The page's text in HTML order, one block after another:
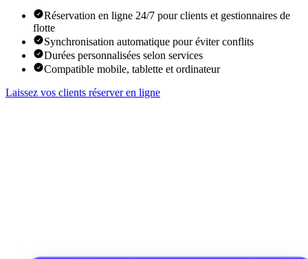
Réservation en ligne 24/7 pour clients et gestionnaires de
flotte
Synchronisation automatique pour éviter conflits
Durées personnalisées selon services
Compatible mobile, tablette et ordinateur
Laissez vos clients réserver en ligne